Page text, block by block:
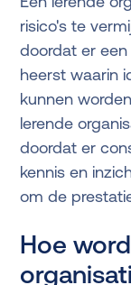
risico's te
doordat er
heerst waarin
kunnen
lerende
doordat er
kennis en
om de
Hoe